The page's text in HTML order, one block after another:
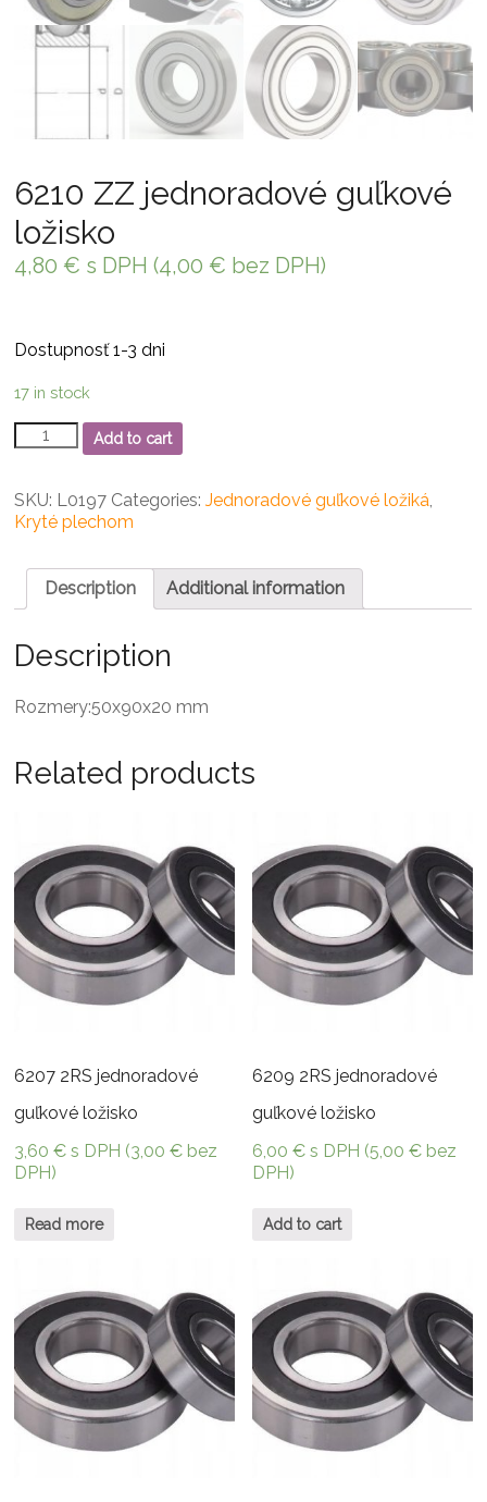
6210 ZZ jednoradové guľkové
ložisko
4,80 € s DPH (4,00 € bez DPH)
Dostupnosť 1-3 dni
17 in stock
6210
ZZ
guľkové
ložisko
Add to cart
SKU: L0197 Categories:Jednoradové guľkové ložiká,
Kryté plechom
Description Additional information
Description
Rozmery:50x90x20 mm
Related products
6207 2RS jednoradové
guľkové ložisko
3,60€ s DPH (3,00€ bez
DPH)
Read more
6209 2RS jednoradové
guľkové ložisko
6,00€ s DPH (5,00€ bez
DPH)
Add to cart